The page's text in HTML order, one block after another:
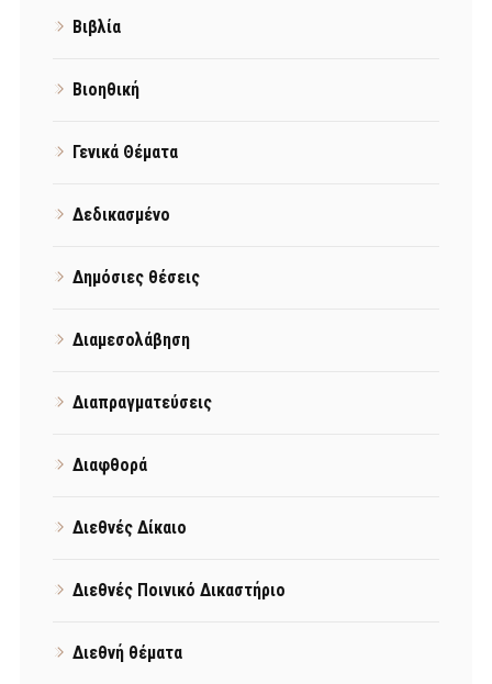
Βιβλία
Βιοηθική
Γενικά Θέματα
Δεδικασμένο
Δημόσιες θέσεις
Διαμεσολάβηση
Διαπραγματεύσεις
Διαφθορά
Διεθνές Δίκαιο
Διεθνές Ποινικό Δικαστήριο
Διεθνή θέματα